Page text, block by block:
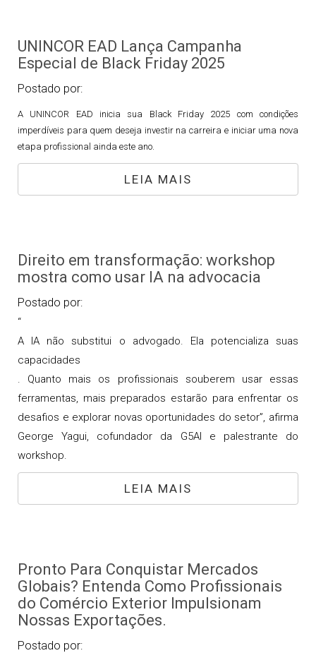
UNINCOR EAD Lança Campanha
Especial de Black Friday 2025
Postado por:
A UNINCOR EAD inicia sua Black Friday 2025 com condições
imperdíveis para quem deseja investir na carreira e iniciar uma nova
etapa profissional ainda este ano.
LEIA MAIS
Direito em transformação: workshop
mostra como usar IA na advocacia
Postado por:
“
A IA não substitui o advogado. Ela potencializa suas
capacidades
. Quanto mais os profissionais souberem usar essas
ferramentas, mais preparados estarão para enfrentar os
desafios e explorar novas oportunidades do setor”, afirma
George Yagui, cofundador da G5AI e palestrante do
workshop.
LEIA MAIS
Pronto Para Conquistar Mercados
Globais? Entenda Como Profissionais
do Comércio Exterior Impulsionam
Nossas Exportações.
Postado por: